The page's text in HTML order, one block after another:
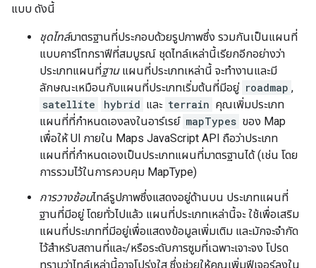
แบบ ดังนี้
ชุดไทล์มาตรฐานที่ประกอบด้วยรูปภาพซึ่ง รวมกันเป็นแผนที่
แบบคาร์โทกราฟีที่สมบูรณ์ ชุดไทล์เหล่านี้เรียกอีกอย่างว่า
ประเภทแผนที่ฐานแผนที่ประเภทเหล่านี้ จะทำงานและมี
ลักษณะเหมือนกับแผนที่ประเภทเริ่มต้นที่มีอยู่ roadmap ,
satellite
hybrid และ terrain คุณเพิ่มประเภท
แผนที่ที่กำหนดเองลงในอาร์เรย์ mapTypes ของ Map
เพื่อให้ UI ภายใน Maps JavaScript API ถือว่าประเภท
แผนที่ที่กำหนดเองเป็นประเภทแผนที่มาตรฐานได้ (เช่น โดย
การรวมไว้ในการควบคุม MapType)
การวางซ้อนไทล์รูปภาพซึ่งแสดงอยู่ด้านบน ประเภทแผนที่
ฐานที่มีอยู่ โดยทั่วไปแล้ว แผนที่ประเภทเหล่านี้จะ ใช้เพื่อเสริม
แผนที่ประเภทที่มีอยู่เพื่อแสดงข้อมูลเพิ่มเติม และมักจะจำกัด
ไว้สำหรับสถานที่และ/หรือระดับการซูมที่เฉพาะเจาะจง โปรด
ทราบว่าไทล์เหล่านี้อาจโปร่งใส ซึ่งช่วยให้คุณเพิ่มฟีเจอร์ลงใน